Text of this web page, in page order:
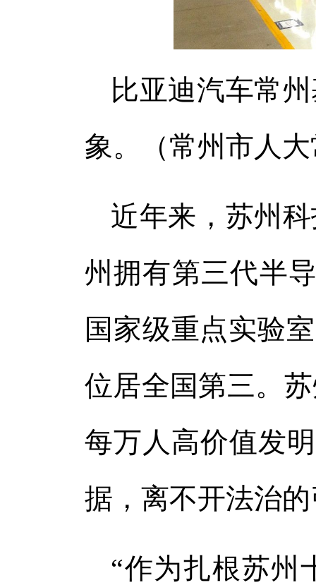
比亚迪汽车常
象。（常州市人
近年来，苏州
州拥有第三代半
国家级重点实验
位居全国第三。
每万人高价值发
据，离不开法治
“作为扎根苏州